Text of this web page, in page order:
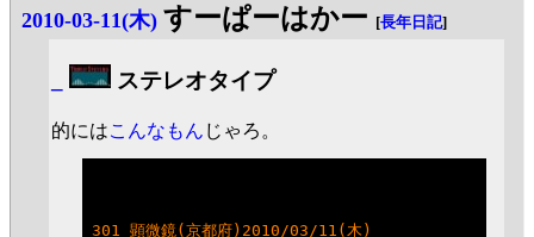
2010-03-11(木) すーぱーはかー [長年日記]
ステレオタイプ
的にはこんなもん じゃろ。
301 顕微鏡(京都府)2010/03/11(木)